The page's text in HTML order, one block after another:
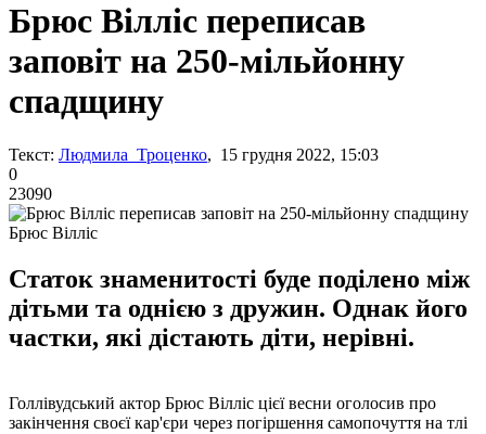
Брюс Вілліс переписав
заповіт на 250-мільйонну
спадщину
Текст: Людмила Троценко, 15 грудня 2022, 15:03
0
23090
Брюс Вілліс
Статок знаменитості буде поділено між
дітьми та однією з дружин. Однак його
частки, які дістають діти, нерівні.
Голлівудський актор Брюс Вілліс цієї весни оголосив про
закінчення своєї кар'єри через погіршення самопочуття на тлі